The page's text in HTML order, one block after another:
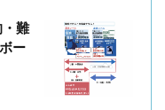
・難
ー